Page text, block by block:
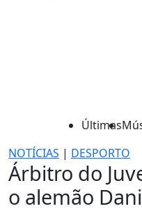
Últimas
NOTÍCIAS | DESPORTO
Árbitro do
o alemão